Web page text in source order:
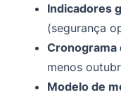
Indicadores
(segurança
Cronograma
menos
Modelo de